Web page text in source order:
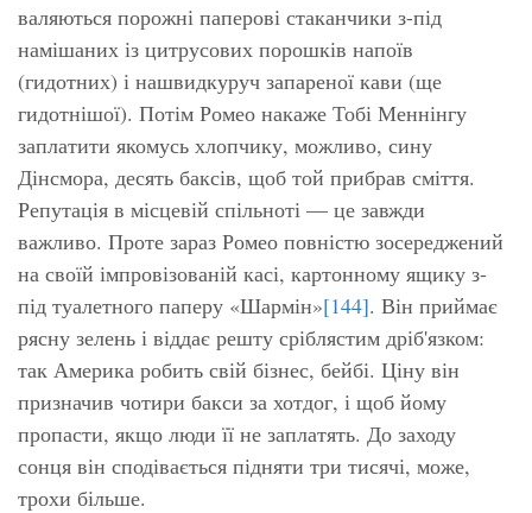
валяються порожні паперові стаканчики з-під
намішаних із цитрусових порошків напоїв
(гидотних) і нашвидкуруч запареної кави (ще
гидотнішої). Потім Ромео накаже Тобі Меннінгу
заплатити якомусь хлопчику, можливо, сину
Дінсмора, десять баксів, щоб той прибрав сміття.
Репутація в місцевій спільноті — це завжди
важливо. Проте зараз Ромео повністю зосереджений
на своїй імпровізованій касі, картонному ящику з-
під туалетного паперу «Шармін»[144]. Він приймає
рясну зелень і віддає решту сріблястим дріб'язком:
так Америка робить свій бізнес, бейбі. Ціну він
призначив чотири бакси за хотдог, і щоб йому
пропасти, якщо люди її не заплатять. До заходу
сонця він сподівається підняти три тисячі, може,
трохи більше.